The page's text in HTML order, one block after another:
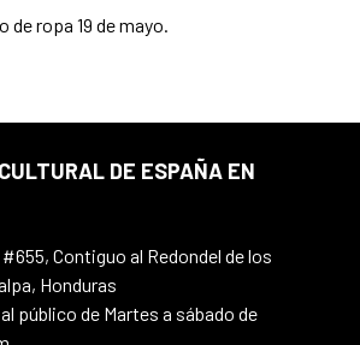
de ropa 19 de mayo.
DE ESPAÑA EN
#655, Contiguo al Redondel de los
Honduras
público de Martes a sábado de